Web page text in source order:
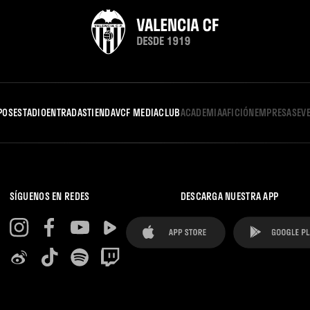
ESTADIOENTRADASTIENDAVCF MEDIACLUBACADEMIAAFICIÓNEMPRESAS
SÍGUENOS EN REDES DESCARGA NUESTRA APP